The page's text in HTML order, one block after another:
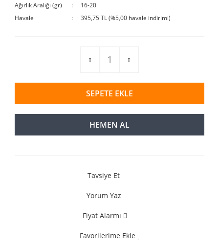
Ağırlık Aralığı (gr)
16-20
Havale
395,75 TL (%5,00 havale indirimi)
SEPETE EKLE
HEMEN AL
Tavsiye Et
Yorum Yaz
Fiyat Alarmı
Favorilerime Ekle